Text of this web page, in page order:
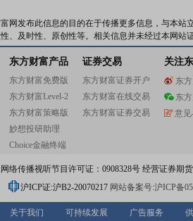
网发布此信息的目的在于传播更多信息，与本
、及时性、原创性等。相关信息并未经过本网站
东方财富产品
东方财富免费版
东方财富Level-2
东方财富策略版
妙想投研助理
Choice金融终端
证券交易
东方财富证券开户
东方财富在线交易
东方财富证券交易
关注
东
东
意见
络传播视听节目许可证：0908328号 经营证券期
沪ICP证:沪B2-20070217 网站备案号:沪ICP备
关于我们 可持续发展 广告服务